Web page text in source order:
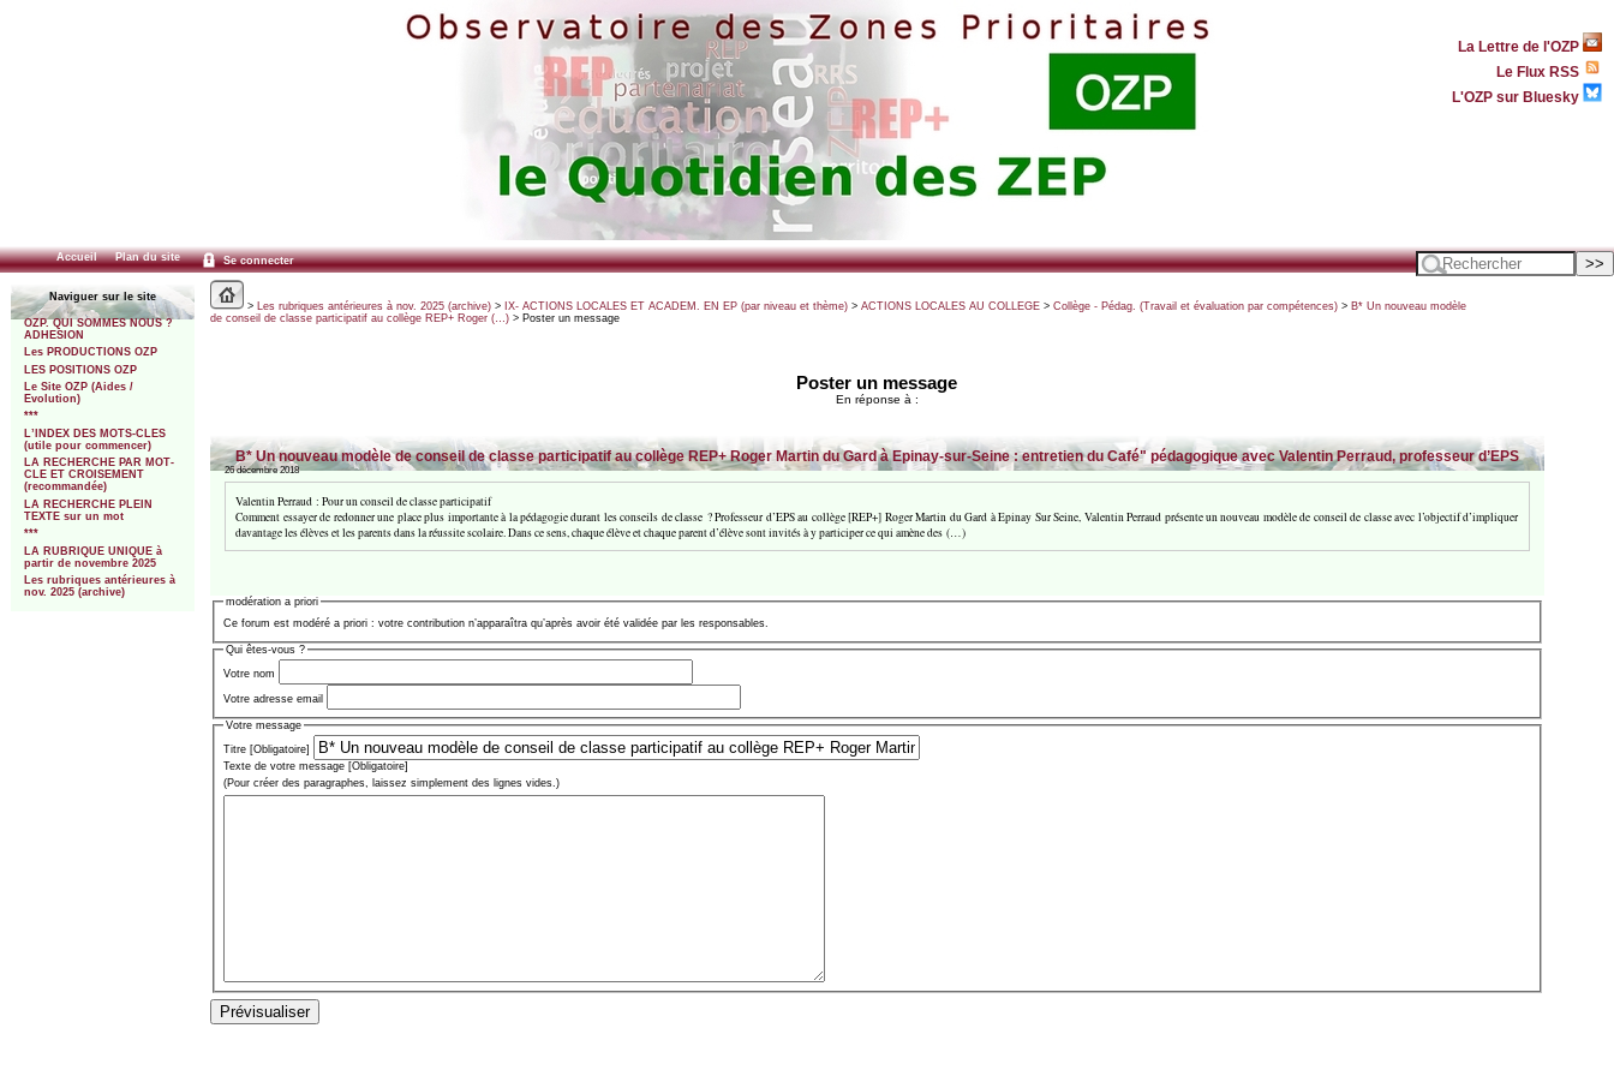
La Lettre de l'OZP
Le Flux RSS
L'OZP sur Bluesky
Accueil Plan du site Se connecter
Naviguer sur le site
OZP. QUI SOMMES NOUS ?
ADHESION
Les PRODUCTIONS OZP
LES POSITIONS OZP
Le Site OZP (Aides /
Evolution)
***
L’INDEX DES MOTS-CLES
(utile pour commencer)
LA RECHERCHE PAR MOT-
CLE ET CROISEMENT
(recommandée)
LA RECHERCHE PLEIN
TEXTE sur un mot
***
LA RUBRIQUE UNIQUE à
partir de novembre 2025
Les rubriques antérieures à
nov. 2025 (archive)
> Les rubriques antérieures à nov. 2025 (archive)> IX- ACTIONS LOCALES ET ACADEM. EN EP (par niveau et thème)> ACTIONS LOCALES AU COLLEGE> Collège - Pédag. (Travail et évaluation par compétences)> B* Un nouveau modèle
de conseil de classe participatif au collège REP+ Roger (…)> Poster un message
Poster un message
En réponse à :
B* Un nouveau modèle de conseil de classe participatif au collège REP+ Roger Martin du Gard à Epinay-sur-Seine : entretien du Café" pédagogique avec Valentin Perraud, professeur d’EPS
26 décembre 2018
Valentin Perraud : Pour un conseil de classe participatif
Comment essayer de redonner une place plus importante à la pédagogie durant les conseils de classe ? Professeur d’EPS au collège [REP+] Roger Martin du Gard à Epinay Sur Seine, Valentin Perraud présente un nouveau modèle de conseil de classe avec l’objectif d’impliquer
davantage les élèves et les parents dans la réussite scolaire. Dans ce sens, chaque élève et chaque parent d’élève sont invités à y participer ce qui amène des (…)
modération a priori
Ce forum est modéré a priori : votre contribution n’apparaîtra qu’après avoir été validée par les responsables.
Qui êtes-vous ?
Votre nom
Votre adresse email
Votre message
Titre [Obligatoire]
Texte de votre message [Obligatoire]
(Pour créer des paragraphes, laissez simplement des lignes vides.)